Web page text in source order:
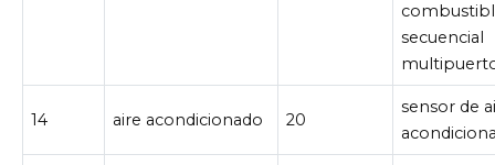
secuencial
14 aire acondicionado 20
sensor de